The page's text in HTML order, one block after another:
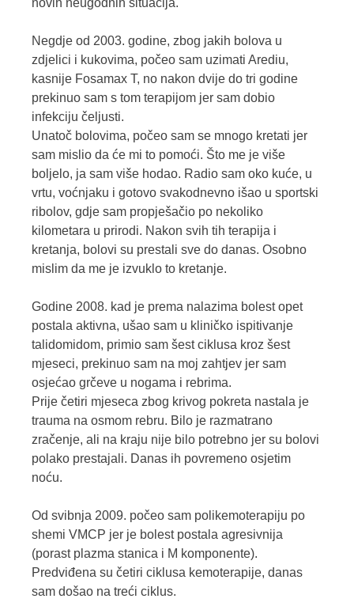
novih neugodnih situacija.
Negdje od 2003. godine, zbog jakih bolova u
zdjelici i kukovima, počeo sam uzimati Arediu,
kasnije Fosamax T, no nakon dvije do tri godine
prekinuo sam s tom terapijom jer sam dobio
infekciju čeljusti.
Unatoč bolovima, počeo sam se mnogo kretati jer
sam mislio da će mi to pomoći. Što me je više
boljelo, ja sam više hodao. Radio sam oko kuće, u
vrtu, voćnjaku i gotovo svakodnevno išao u sportski
ribolov, gdje sam propješačio po nekoliko
kilometara u prirodi. Nakon svih tih terapija i
kretanja, bolovi su prestali sve do danas. Osobno
mislim da me je izvuklo to kretanje.
Godine 2008. kad je prema nalazima bolest opet
postala aktivna, ušao sam u kliničko ispitivanje
talidomidom, primio sam šest ciklusa kroz šest
mjeseci, prekinuo sam na moj zahtjev jer sam
osjećao grčeve u nogama i rebrima.
Prije četiri mjeseca zbog krivog pokreta nastala je
trauma na osmom rebru. Bilo je razmatrano
zračenje, ali na kraju nije bilo potrebno jer su bolovi
polako prestajali. Danas ih povremeno osjetim
noću.
Od svibnja 2009. počeo sam polikemoterapiju po
shemi VMCP jer je bolest postala agresivnija
(porast plazma stanica i M komponente).
Predviđena su četiri ciklusa kemoterapije, danas
sam došao na treći ciklus.